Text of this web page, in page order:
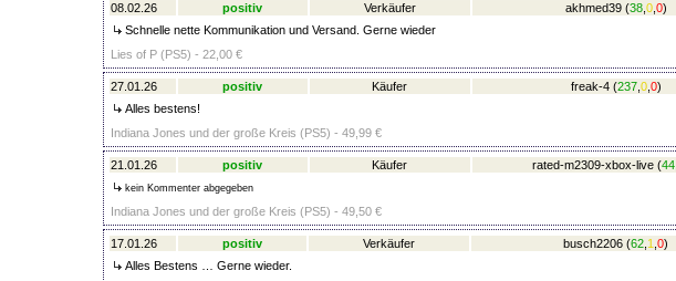
08.02.26 positiv Verkäufer akhmed39 (38, 0, 0)
Schnelle nette Kommunikation und Versand. Gerne wieder
Lies of P (PS5) - 22,00 €
27.01.26 positiv Käufer freak-4 (237, 0, 0)
Alles bestens!
Indiana Jones und der große Kreis (PS5) - 49,99 €
21.01.26 positiv Käufer rated-m2309-xbox-live (44
kein Kommenter abgegeben
Indiana Jones und der große Kreis (PS5) - 49,50 €
17.01.26 positiv Verkäufer busch2206 (62, 1 0)
Alles Bestens … Gerne wieder.